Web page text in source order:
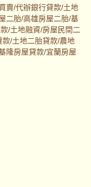
賣/代辦銀行貸款/土地
二胎/高雄房屋二胎/基
/土地融資/房屋民間二
/土地二胎貸款/農地
隆房屋貸款/宜蘭房屋